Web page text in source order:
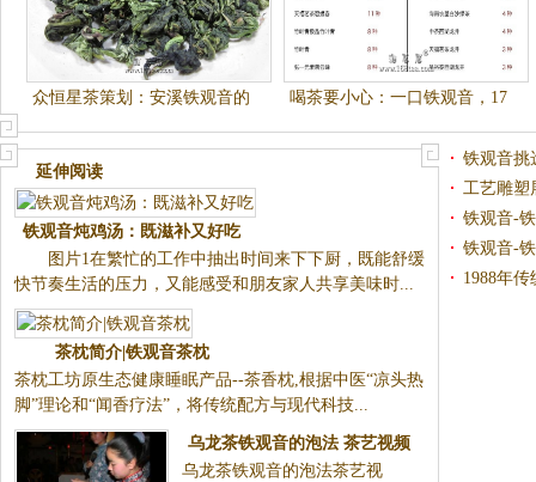
众恒星茶策划：安溪铁观音的
历史佳话
喝茶要小心：一口铁观音，17
种农药下肚
延伸阅读
铁观音炖鸡汤：既滋补又好吃
图片1在繁忙的工作中抽出时
间来下下厨，既能舒缓快节奏生
活的压力，又能感受和朋友家人
共享美味时...
茶枕工坊原生态健康睡眠产品--
茶香枕,根据中医“凉头热脚”理论
代科技...
铁观音挑
工艺雕塑
铁观音-
铁观音-
1988年